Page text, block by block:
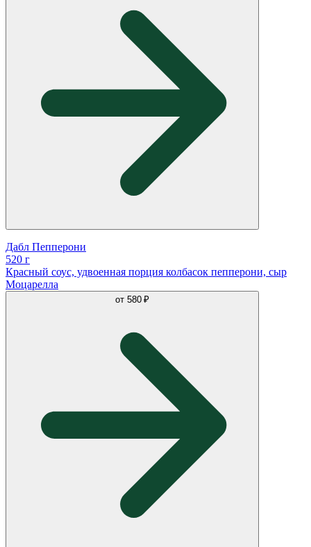
Дабл Пепперони
520 г
Красный соус, удвоенная порция колбасок пепперони, сыр
Моцарелла
от 580 ₽